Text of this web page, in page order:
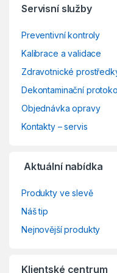
Servisní služby
Preventivní kontroly
Kalibrace a validace
Zdravotnické
Dekontaminační
Objednávka opravy
Kontakty – servis
Aktuální nabídka
Produkty ve slevě
Náš tip
Nejnovější produkty
Klientské centrum